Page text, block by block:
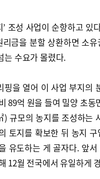
조성 사업이 순항하고 있
금을 분할 상환하면 소
는 수요가 몰렸다.
을 열어 이 사업 부지의
89억 원을 들여 밀양 초동
규모의 농지를 조성하는
토지를 확보한 뒤 농지
유도하는 게 골자다. 앞
12월 전국에서 유일하게